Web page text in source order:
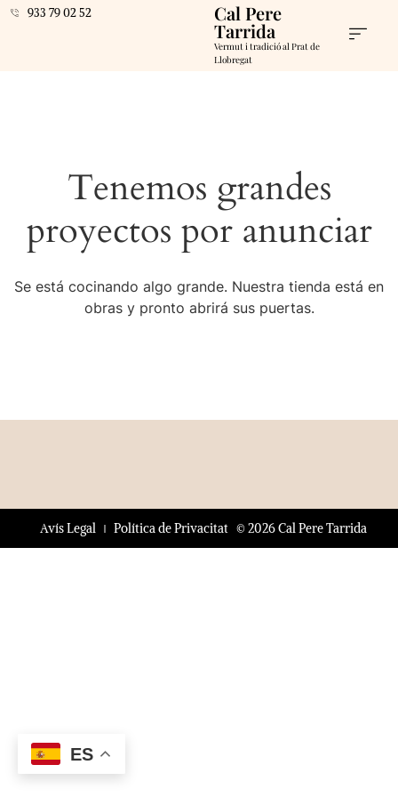
933 79 02 52 Cal Pere
Tarrida
Vermut i tradició al Prat de
Llobregat
Tenemos grandes
proyectos por anunciar
Se está cocinando algo grande. Nuestra tienda está en
obras y pronto abrirá sus puertas.
© 2026 Cal Pere Tarrida
Avís Legal Política de Privacitat
ES